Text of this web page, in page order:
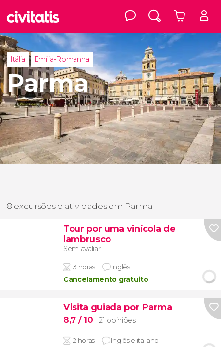
Itália Emília-Romanha
Parma
8 excursões e atividades em Parma
Tour por uma vinícola de
lambrusco
Sem avaliar
3 horas Inglês
Cancelamento gratuito
Visita guiada por Parma
8,7 / 10 21 opiniões
2 horas Inglês e italiano